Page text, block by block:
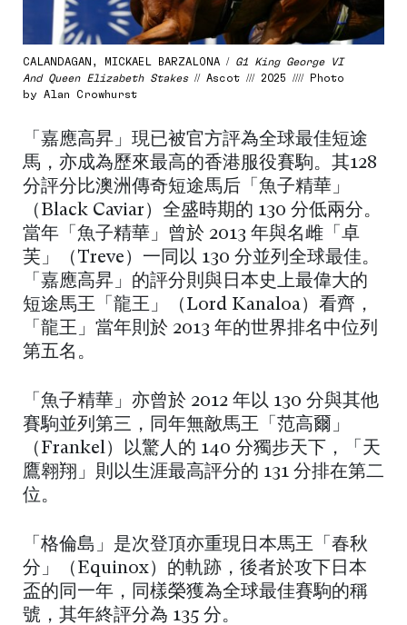
CALANDAGAN, MICKAEL BARZALONA / G1 King George VI
And Queen Elizabeth Stakes// Ascot /// 2025 //// Photo
by Alan Crowhurst
「嘉應高昇」現已被官方評為全球最佳短途
馬，亦成為歷來最高的香港服役賽駒。其128
分評分比澳洲傳奇短途馬后「魚子精華」
（Black Caviar）全盛時期的 130 分低兩分。
當年「魚子精華」曾於 2013 年與名雌「卓
芙」（Treve）一同以 130 分並列全球最佳。
「嘉應高昇」的評分則與日本史上最偉大的
短途馬王「龍王」（Lord Kanaloa）看齊，
「龍王」當年則於 2013 年的世界排名中位列
第五名。
「魚子精華」亦曾於 2012 年以 130 分與其他
賽駒並列第三，同年無敵馬王「范高爾」
（Frankel）以驚人的 140 分獨步天下，「天
鷹翱翔」則以生涯最高評分的 131 分排在第二
位。
「格倫島」是次登頂亦重現日本馬王「春秋
分」（Equinox）的軌跡，後者於攻下日本
盃的同一年，同樣榮獲為全球最佳賽駒的稱
號，其年終評分為 135 分。